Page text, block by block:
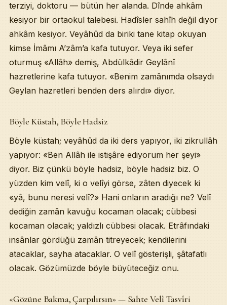
terziyi, doktoru — bütün her alanda. Dînde ahkâm
kesiyor bir ortaokul talebesi. Hadîsler sahîh değil diyor
ahkâm kesiyor. Veyâhûd da biriki tane kitap okuyan
kimse İmâmı A’zâm’a kafa tutuyor. Veya iki sefer
oturmuş «Allâh» demiş, Abdülkâdir Geylânî
hazretlerine kafa tutuyor. «Benim zamânımda olsaydı
Geylan hazretleri benden ders alırdı» diyor.
Böyle Küstah, Böyle Hadsiz
Böyle küstah; veyâhûd da iki ders yapıyor, iki zikrullâh
yapıyor: «Ben Allâh ile istişâre ediyorum her şeyi»
diyor. Biz çünkü böyle hadsiz, böyle hadsiz biz. O
yüzden kim velî, ki o velîyi görse, zâten diyecek ki
«yâ, bunu neresi velî?» Hani onların aradığı ne? Velî
dediğin zamân kavuğu kocaman olacak; cübbesi
kocaman olacak; yaldızlı cübbesi olacak. Etrâfındaki
insânlar gördüğü zamân titreyecek; kendilerini
atacaklar, sayha atacaklar. O velî gösterişli, şâtafatlı
olacak. Gözümüzde böyle büyüteceğiz onu.
«Gözüne Bakma, Çarpılırsın» — Sahte Velî Tasvîri